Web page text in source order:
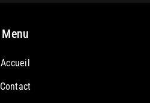
Menu
Accueil
Contact